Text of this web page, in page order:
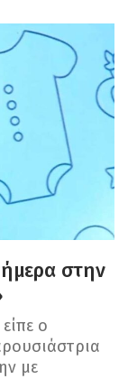
στην
ο
με